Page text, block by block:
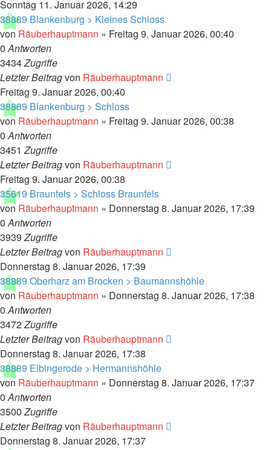
Sonntag 11. Januar 2026, 14:29
38889 Blankenburg > Kleines Schloss
von Räuberhauptmann » Freitag 9. Januar 2026, 00:40
0Antworten
3434Zugriffe
Letzter Beitragvon Räuberhauptmann
Freitag 9. Januar 2026, 00:40
38889 Blankenburg > Schloss
von Räuberhauptmann » Freitag 9. Januar 2026, 00:38
0Antworten
3451Zugriffe
Letzter Beitragvon Räuberhauptmann
Freitag 9. Januar 2026, 00:38
35619 Braunfels > Schloss Braunfels
von Räuberhauptmann » Donnerstag 8. Januar 2026, 17:39
0Antworten
3939Zugriffe
Letzter Beitragvon Räuberhauptmann
Donnerstag 8. Januar 2026, 17:39
38889 Oberharz am Brocken > Baumannshöhle
von Räuberhauptmann » Donnerstag 8. Januar 2026, 17:38
0Antworten
3472Zugriffe
Letzter Beitragvon Räuberhauptmann
Donnerstag 8. Januar 2026, 17:38
38889 Elbingerode > Hermannshöhle
von Räuberhauptmann » Donnerstag 8. Januar 2026, 17:37
0Antworten
3500Zugriffe
Letzter Beitragvon Räuberhauptmann
Donnerstag 8. Januar 2026, 17:37